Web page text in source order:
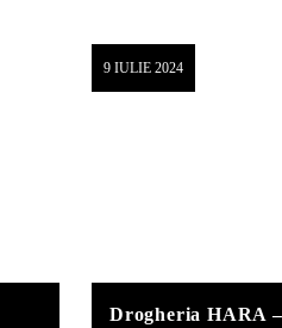
9 IULIE 2024
Drogheria HARA